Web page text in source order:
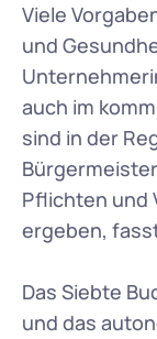
Viele
und
auch im
sind in der
Pflichten und
ergeben,
Das Siebte
und das